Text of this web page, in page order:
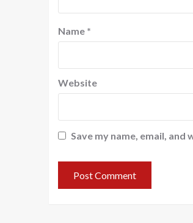
Name *
Website
Save my name, email,